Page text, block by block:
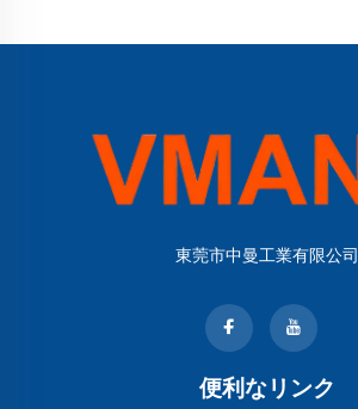
東莞市中曼工業有限公司
便利なリンク